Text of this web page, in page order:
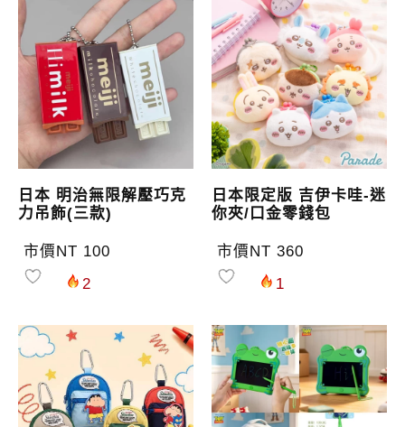
日本 明治無限解壓巧克
力吊飾(三款)
市價NT 100
2
日本限定版 吉伊卡哇-迷
你夾/口金零錢包
市價NT 360
1